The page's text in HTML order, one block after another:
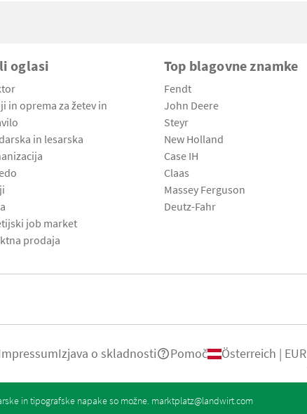
oglasi
in oprema za žetev in
in lesarska
job market
prodaja
Top blagovne znamke
Fendt
John Deere
Steyr
New Holland
Case IH
Claas
Massey Ferguson
Deutz-Fahr
Izjava o skladnosti Pomoč Österreich | EUR
in tipografske napake so možne. marktplatz@landwirt.com